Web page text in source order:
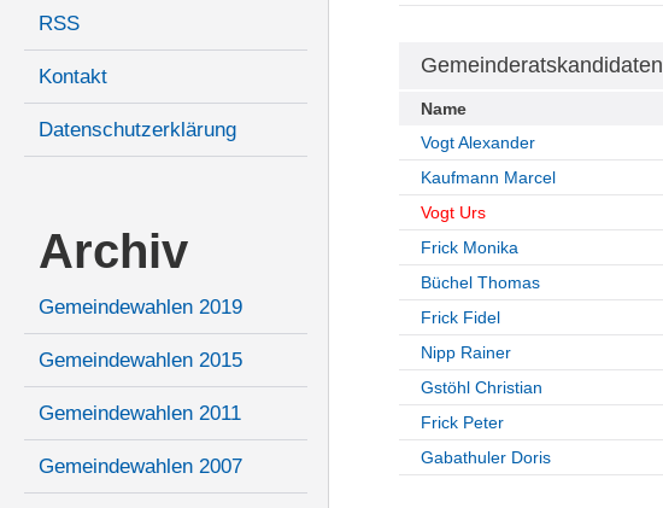
RSS
Kontakt
Datenschutzerklärung
Archiv
Gemeindewahlen 2019
Gemeindewahlen 2015
Gemeindewahlen 2011
Gemeindewahlen 2007
Gemeinderatskandidaten
Name
Vogt Alexander
Kaufmann Marcel
Vogt Urs
Frick Monika
Büchel Thomas
Frick Fidel
Nipp Rainer
Gstöhl Christian
Frick Peter
Gabathuler Doris